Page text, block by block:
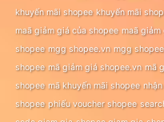
khuyến mãi shopee khuyến mãi
maã giảm giá của shopee maã
shopee mgg shopee.vn mgg
shopee mã giảm giá shopee.vn mã
shopee mã khuyến mãi shopee
shopee phiếu voucher shopee